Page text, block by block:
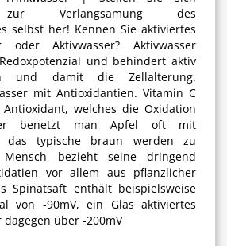
zur Verlangsamung des
selbst her! Kennen Sie aktiviertes
oder Aktivwasser? Aktivwasser
und behindert aktiv
und damit die Zellalterung.
mit Antioxidantien. Vitamin C
welches die Oxidation
benetzt man Apfel oft mit
das typische braun werden zu
bezieht seine dringend
vor allem aus pflanzlicher
Spinatsaft enthält beispielsweise
von -90mV, ein Glas aktiviertes
dagegen über -200mV